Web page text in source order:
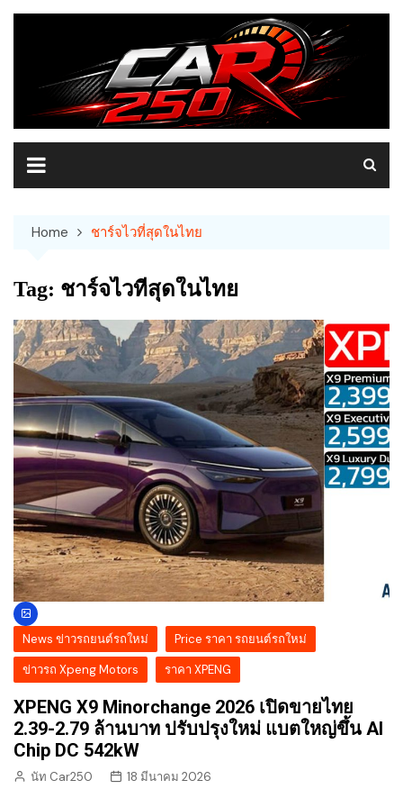
Skip
Home ชาร์จไวที่สุดในไทย
Tag: ชาร์จไวที่สุดในไทย
News ข่าวรถยนต์รถใหม่
Price ราคา รถยนต์รถใหม่
ข่าวรถ Xpeng Motors
ราคา XPENG
XPENG X9 Minorchange 2026 เปิดขายไทย
2.39-2.79 ล้านบาท ปรับปรุงใหม่ แบตใหญ่ขึ้น AI
Chip DC 542kW
นัท Car250 18 มีนาคม 2026